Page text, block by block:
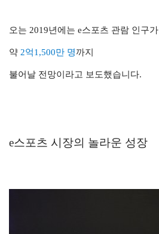
오는 2019년에는 e스포츠 관람 인구가
약 2억1,500만 명까지
불어날 전망이라고 보도했습니다.
e스포츠 시장의 놀라운 성장